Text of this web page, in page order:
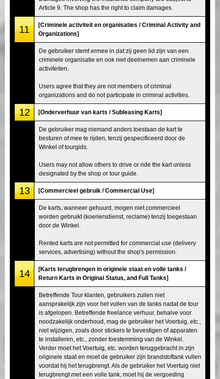
Article 9. The shop has the right to claim damages.
11
[Criminele activiteit en organisaties / Criminal Activity and
Organizations]
De gebruiker stemt ermee in dat zij geen lid zijn van een
criminele organisatie en ook niet deelnemen aan criminele
activiteiten.
Users agree that they are not members of criminal
organizations and do not participate in criminal activities.
12 [Onderverhuur van karts / Subleasing Karts]
De gebruiker mag niemand anders toestaan de kart te
besturen of mee te rijden, tenzij gespecificeerd door de
Winkel of tourgids.
Users may not allow others to drive or ride the kart unless
designated by the shop or tour guide.
13 [Commercieel gebruik / Commercial Use]
De karts, wanneer gehuurd, mogen niet commercieel
worden gebruikt (koeriersdienst, reclame) tenzij toegestaan
door de Winkel.
Rented karts are not permitted for commercial use (delivery
services, advertising) without the shop's permission.
14
[Karts terugbrengen in originele staat en volle tanks /
Return Karts in Original Status, and Full Tanks]
Betreffende Tour klanten, gebruikers zullen niet
aansprakelijk zijn voor het vullen van de tanks nadat de tour
is afgelopen. Betreffende freelance verhuur, behalve voor
noodzakelijk onderhoud, mag de gebruiker het Voertuig, etc.,
niet wijzigen, zoals door stickers te bevestigen of apparaten
te installeren, etc., zonder toestemming van de Winkel.
Verder moet het Voertuig, etc. worden teruggebracht in zijn
originele staat en moet de gebruiker zijn brandstoftank vullen
voordat hij het terugbrengt. Als de gebruiker het Voertuig niet
terugbrengt met een volle tank, moet hij de vergoeding